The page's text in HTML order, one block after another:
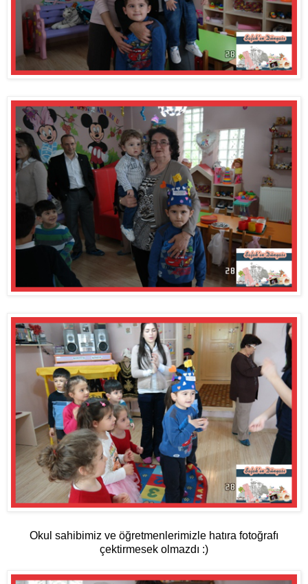
Okul sahibimiz ve öğretmenlerimizle hatıra fotoğrafı
çektirmesek olmazdı :)